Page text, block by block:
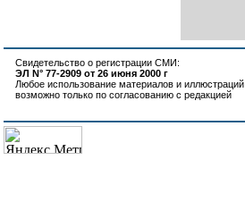
Свидетельство о регистрации СМИ:
ЭЛ N° 77-2909 от 26 июня 2000 г
Любое использование материалов и иллюстраций
возможно только по согласованию с редакцией